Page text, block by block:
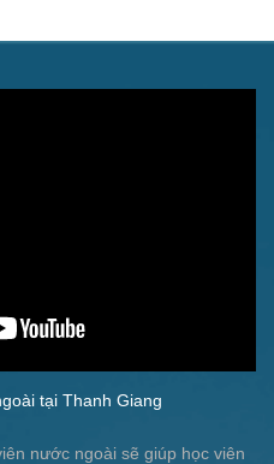
tại Thanh Giang
nước ngoài sẽ giúp học viên